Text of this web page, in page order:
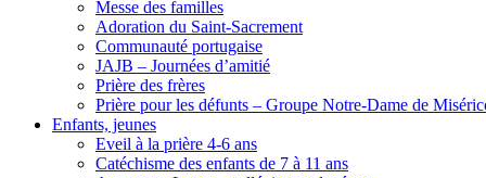
Messe des familles
Adoration du Saint-Sacrement
Communauté portugaise
JAJB – Journées d’amitié
Prière des frères
Prière pour les défunts – Groupe Notre-Dame de
Enfants, jeunes
Eveil à la prière 4-6 ans
Catéchisme des enfants de 7 à 11 ans